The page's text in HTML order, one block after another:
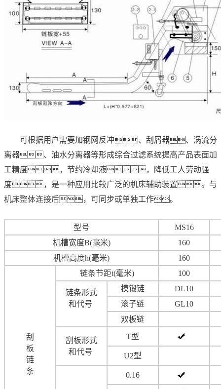
可根据用户需要加钢网反冲、刮屑器、涡流分
离器、油水分离器等形成综合过滤系统提高产品表面加
工精度，节约冷却液，降低工人劳动强
度，是一种应用比较广泛的机床辅助装置。与
机床整体连接后，可同步或单独工作。
型号
MS16
机槽宽度B(毫米)
160
机槽高度h(毫米)
160
刮
板
链
条
链条节距t(毫米) 100
链条形式
和代号
模锻链
DL10
滚子链
GL10
双板链
刮板形式
和代号
T型
U2型
0.16